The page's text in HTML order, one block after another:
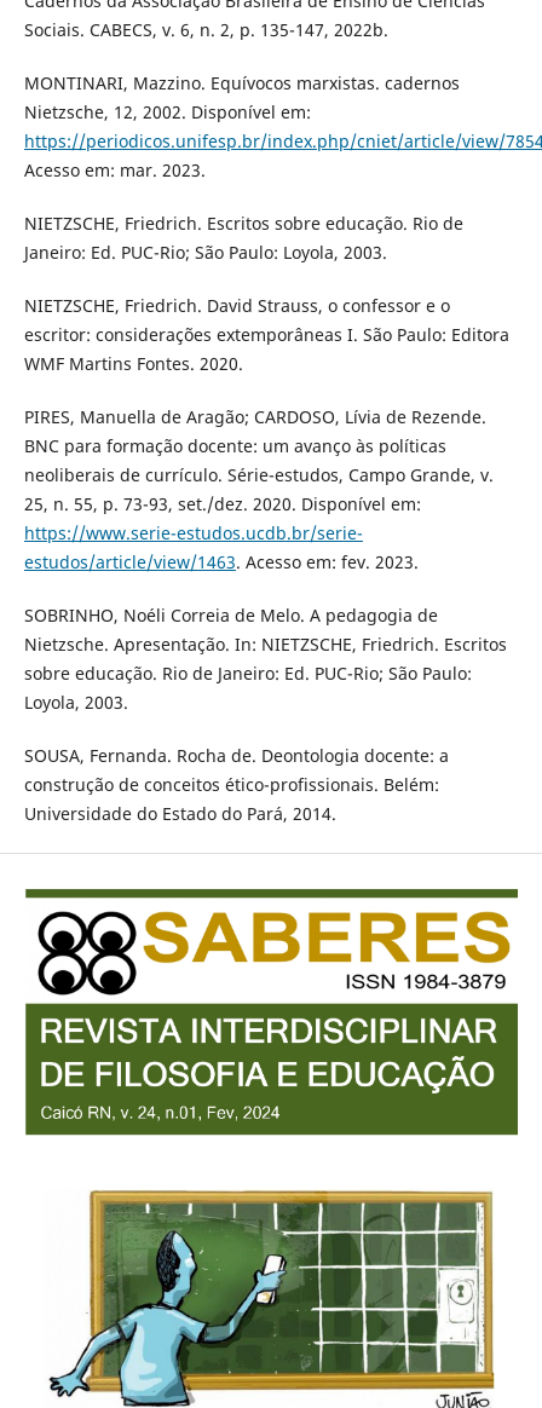
Sociais. CABECS, v. 6, n. 2, p. 135-147, 2022b.
MONTINARI, Mazzino. Equívocos marxistas. cadernos
Nietzsche, 12, 2002. Disponível em:
https://periodicos.unifesp.br/index.php/cniet/article/view/
Acesso em: mar. 2023.
NIETZSCHE, Friedrich. Escritos sobre educação. Rio de
Janeiro: Ed. PUC-Rio; São Paulo: Loyola, 2003.
NIETZSCHE, Friedrich. David Strauss, o confessor e o
escritor: considerações extemporâneas I. São Paulo: Editora
WMF Martins Fontes. 2020.
PIRES, Manuella de Aragão; CARDOSO, Lívia de Rezende.
BNC para formação docente: um avanço às políticas
neoliberais de currículo. Série-estudos, Campo Grande, v.
25, n. 55, p. 73-93, set./dez. 2020. Disponível em:
https://www.serie-estudos.ucdb.br/serie-
estudos/article/view/1463. Acesso em: fev. 2023.
SOBRINHO, Noéli Correia de Melo. A pedagogia de
Nietzsche. Apresentação. In: NIETZSCHE, Friedrich. Escritos
sobre educação. Rio de Janeiro: Ed. PUC-Rio; São Paulo:
Loyola, 2003.
SOUSA, Fernanda. Rocha de. Deontologia docente: a
construção de conceitos ético-profissionais. Belém:
Universidade do Estado do Pará, 2014.